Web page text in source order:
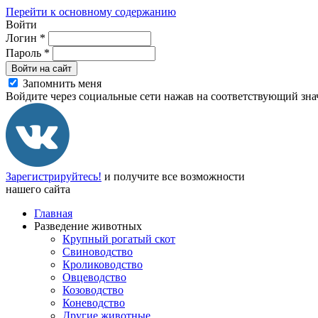
Перейти к основному содержанию
Войти
Логин *
Пароль *
Войти на сайт
Запомнить меня
Войдите через социальные сети нажав на соответствующий
Зарегистрируйтесь! и получите все возможности
нашего сайта
Главная
Разведение животных
Крупный рогатый скот
Свиноводство
Кролиководство
Овцеводство
Козоводство
Коневодство
Другие животные